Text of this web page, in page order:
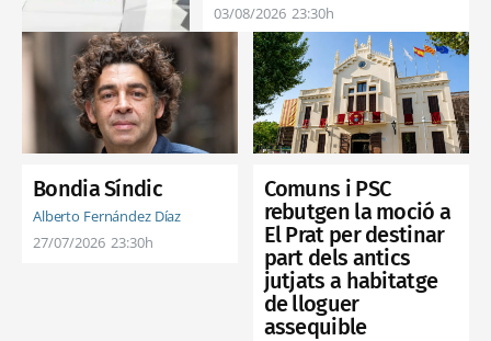
03/08/2026 23:30h
Bondia Síndic
Alberto Fernández Díaz
27/07/2026 23:30h
Comuns i PSC
rebutgen la moció a
El Prat per destinar
part dels antics
jutjats a habitatge
de lloguer
assequible